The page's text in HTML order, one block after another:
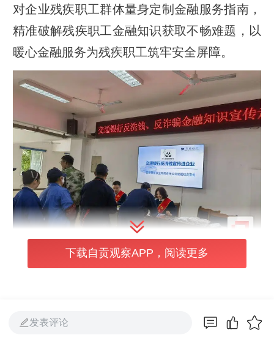
对企业残疾职工群体量身定制金融服务指南，
精准破解残疾职工金融知识获取不畅难题，以
暖心金融服务为残疾职工筑牢安全屏障。
配”的服务原则。活动现场，银行工作人员不
下载自贡观察APP，阅读更多
发表评论